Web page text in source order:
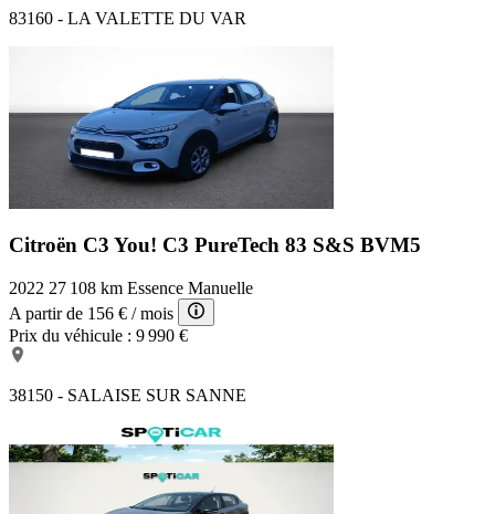
83160 - LA VALETTE DU VAR
Citroën C3 You! C3 PureTech 83 S&S BVM5
2022 27 108 km Essence Manuelle
A partir de 156 € / mois
Prix du véhicule : 9 990 €
38150 - SALAISE SUR SANNE